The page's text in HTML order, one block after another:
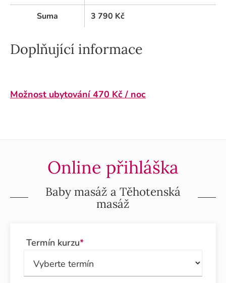
Suma 3 790 Kč
Doplňující informace
Možnost ubytování 470 Kč / noc
Online přihláška
Baby masáž a Těhotenská
masáž
Termín kurzu*